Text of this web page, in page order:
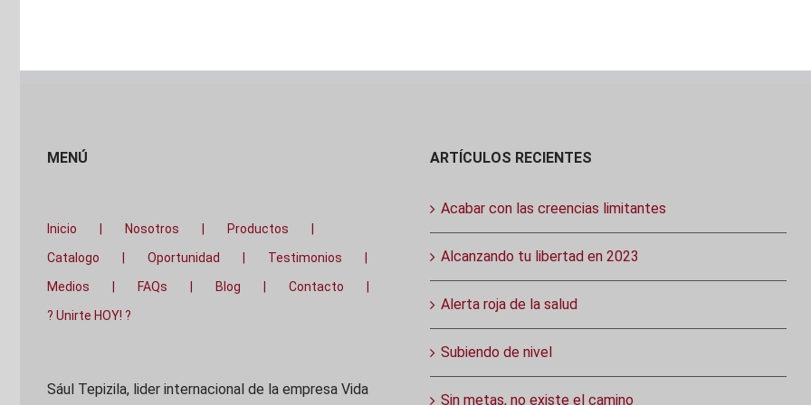
MENÚ
Inicio Nosotros
Productos
Catalogo
Oportunidad
Testimonios
Medios
FAQs Blog
Contacto
? Unirte HOY! ?
Sául Tepizila, lider internacional de la empresa Vida
ARTÍCULOS RECIENTES
Acabar con las creencias limitantes
Alcanzando tu libertad en 2023
Alerta roja de la salud
Subiendo de nivel
Sin metas, no existe el camino